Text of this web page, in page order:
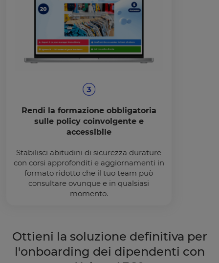
Rendi la formazione obbligatoria
sulle policy coinvolgente e
accessibile
Stabilisci abitudini di sicurezza durature
con corsi approfonditi e aggiornamenti in
formato ridotto che il tuo team può
consultare ovunque e in qualsiasi
momento.
Ottieni la soluzione definitiva per
l'onboarding dei dipendenti con